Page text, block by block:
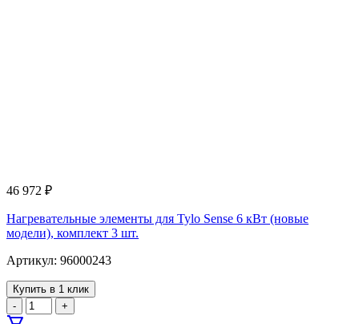
46 972 ₽
Нагревательные элементы для Tylo Sense 6 кВт (новые
модели), комплект 3 шт.
Артикул: 96000243
Купить в 1 клик
-
+